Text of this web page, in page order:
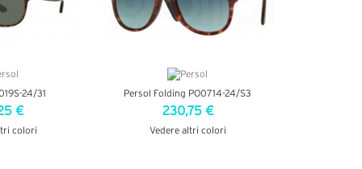
24/31
€
colori
Persol Folding PO0714-24/S3
230,75 €
Vedere altri colori